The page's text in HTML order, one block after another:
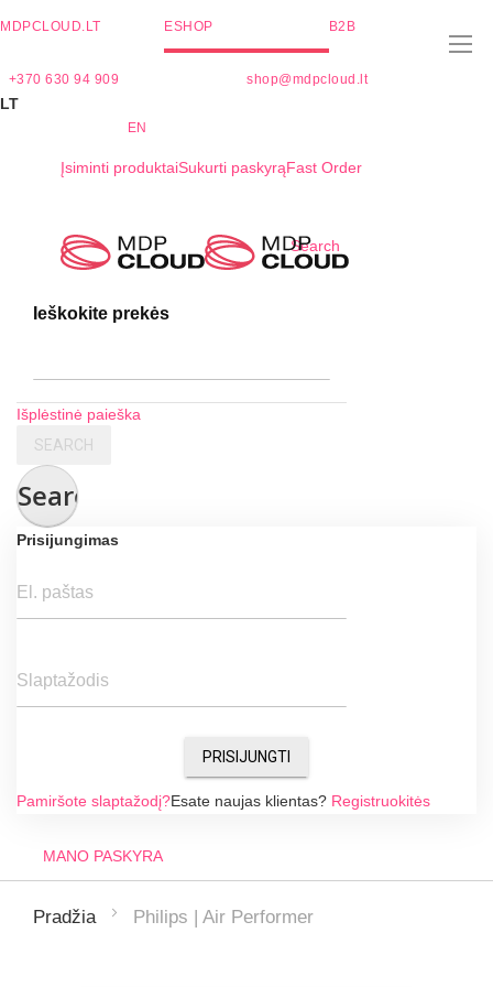
MDPCLOUD.LT ESHOP B2B
+370 630 94 909 shop@mdpcloud.lt
LT
EN
Įsiminti produktaiSukurti paskyrąFast Order
Search
Ieškokite prekės
Išplėstinė paieška
SEARCH
Search
Prisijungimas
El. paštas
Slaptažodis
PRISIJUNGTI
Pamiršote slaptažodį?Esate naujas klientas? Registruokitės
MANO PASKYRA
Pradžia Philips | Air Performer